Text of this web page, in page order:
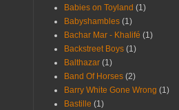
Babies on Toyland (1)
Babyshambles (1)
Bachar Mar - Khalifé (1)
Backstreet Boys (1)
Balthazar (1)
Band Of Horses (2)
Barry White Gone Wrong (1)
Bastille (1)